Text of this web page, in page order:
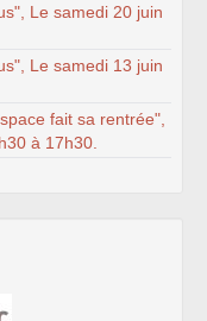
Le samedi 20 juin
Le samedi 13 juin
fait sa rentrée",
à 17h30.